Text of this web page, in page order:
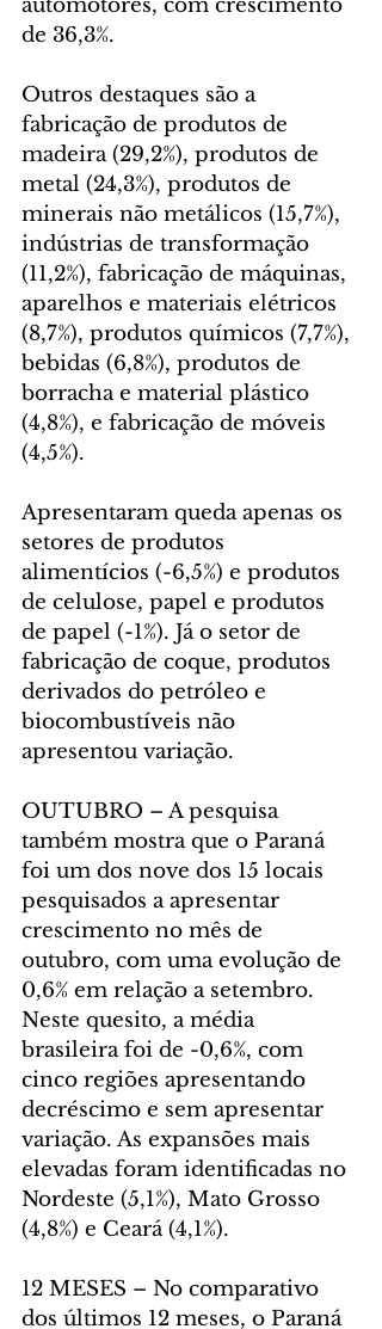
automotores, com crescimento
de 36,3%.
Outros destaques são a
fabricação de produtos de
madeira (29,2%), produtos de
metal (24,3%), produtos de
minerais não metálicos (15,7%),
indústrias de transformação
(11,2%), fabricação de máquinas,
aparelhos e materiais elétricos
(8,7%), produtos químicos (7,7%),
bebidas (6,8%), produtos de
borracha e material plástico
(4,8%), e fabricação de móveis
(4,5%).
Apresentaram queda apenas os
setores de produtos
alimentícios (-6,5%) e produtos
de celulose, papel e produtos
de papel (-1%). Já o setor de
fabricação de coque, produtos
derivados do petróleo e
biocombustíveis não
apresentou variação.
OUTUBRO – A pesquisa
também mostra que o Paraná
foi um dos nove dos 15 locais
pesquisados a apresentar
crescimento no mês de
outubro, com uma evolução de
0,6% em relação a setembro.
Neste quesito, a média
brasileira foi de -0,6%, com
cinco regiões apresentando
decréscimo e sem apresentar
variação. As expansões mais
elevadas foram identificadas no
Nordeste (5,1%), Mato Grosso
(4,8%) e Ceará (4,1%).
12 MESES – No comparativo
dos últimos 12 meses, o Paraná